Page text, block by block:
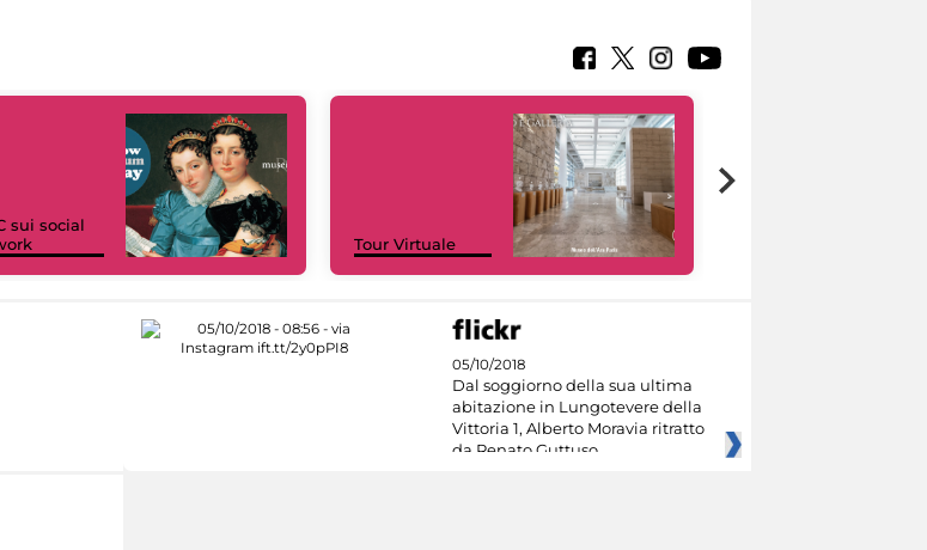
sui social
Tour Virtuale
05/10/2018
Dal soggiorno della sua ultima
abitazione in Lungotevere della
Vittoria 1, Alberto Moravia ritratto
da Renato Guttuso